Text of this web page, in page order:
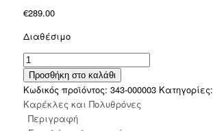
€289.00
Διαθέσιμο
Πολυθρόνα
Crosy
pakoworld
teak
ξύλο
Προσθήκη στο καλάθι
Κωδικός προϊόντος: 343-000003 Κατηγορίες:
Καρέκλες και Πολυθρόνες
Περιγραφή